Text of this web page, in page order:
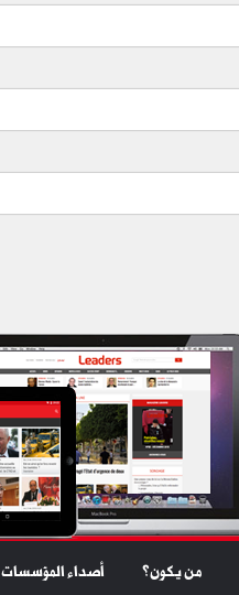
من يكون؟ أصداء المؤسسات